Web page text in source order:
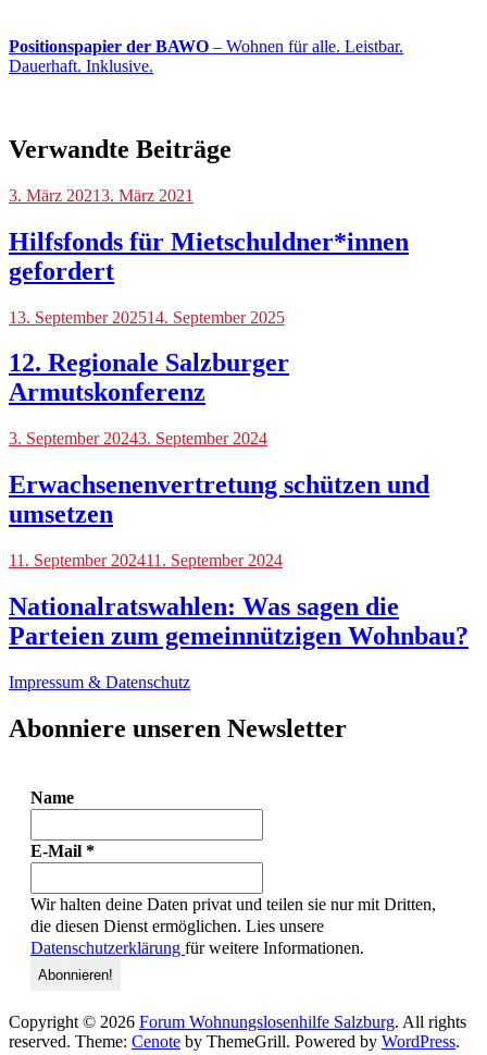
Positionspapier der BAWO – Wohnen für alle. Leistbar.
Dauerhaft. Inklusive.
Verwandte Beiträge
Blog
3. März 20213. März 2021
Hilfsfonds für Mietschuldner*innen
gefordert
Blog,
13. September 202514. September 2025
12. Regionale Salzburger
Armutskonferenz
Blog
3. September 20243. September 2024
Erwachsenenvertretung schützen und
umsetzen
Blog
11. September 202411. September 2024
Nationalratswahlen: Was sagen die
Parteien zum gemeinnützigen Wohnbau?
Impressum & Datenschutz
Abonniere unseren Newsletter
Name
E-Mail *
Wir halten deine Daten privat und teilen sie nur mit Dritten,
die diesen Dienst ermöglichen. Lies unsere
Datenschutzerklärung für weitere Informationen.
Copyright © 2026 Forum Wohnungslosenhilfe Salzburg. All rights
reserved. Theme: Cenote by ThemeGrill. Powered by WordPress.